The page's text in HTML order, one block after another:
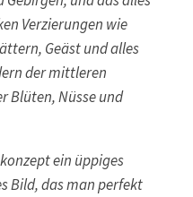
Verzierungen wie
Geäst und alles
der mittleren
Blüten, Nüsse und
ein üppiges
Bild, das man perfekt